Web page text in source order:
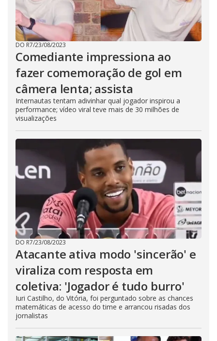
DO R7/23/08/2023
Comediante impressiona ao
fazer comemoração de gol em
câmera lenta; assista
Internautas tentam adivinhar qual jogador inspirou a
performance; vídeo viral teve mais de 30 milhões de
visualizações
DO R7/23/08/2023
Atacante ativa modo 'sincerão' e
viraliza com resposta em
coletiva: 'Jogador é tudo burro'
Iuri Castilho, do Vitória, foi perguntado sobre as chances
matemáticas de acesso do time e arrancou risadas dos
jornalistas